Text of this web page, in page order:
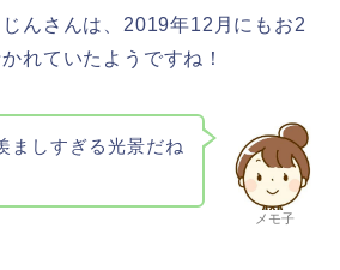
んさんは、2019年12月にもお2
れていたようですね！
メモ子
ましすぎる光景だね